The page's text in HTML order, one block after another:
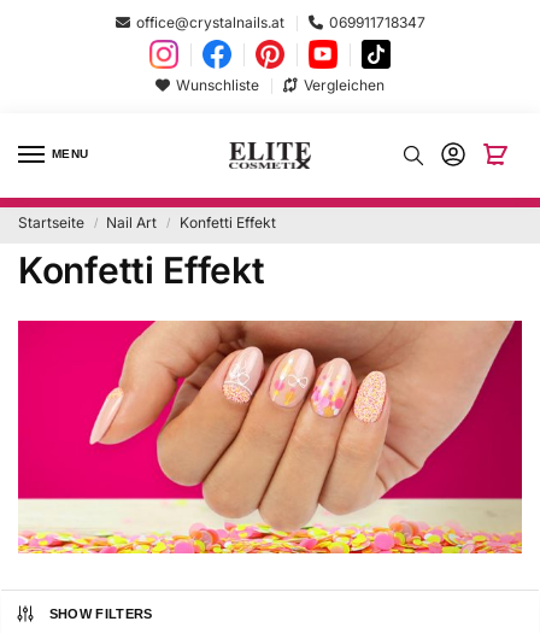
office@crystalnails.at 069911718347
Wunschliste Vergleichen
MENU
Startseite / Nail Art / Konfetti Effekt
Konfetti Effekt
SHOW FILTERS